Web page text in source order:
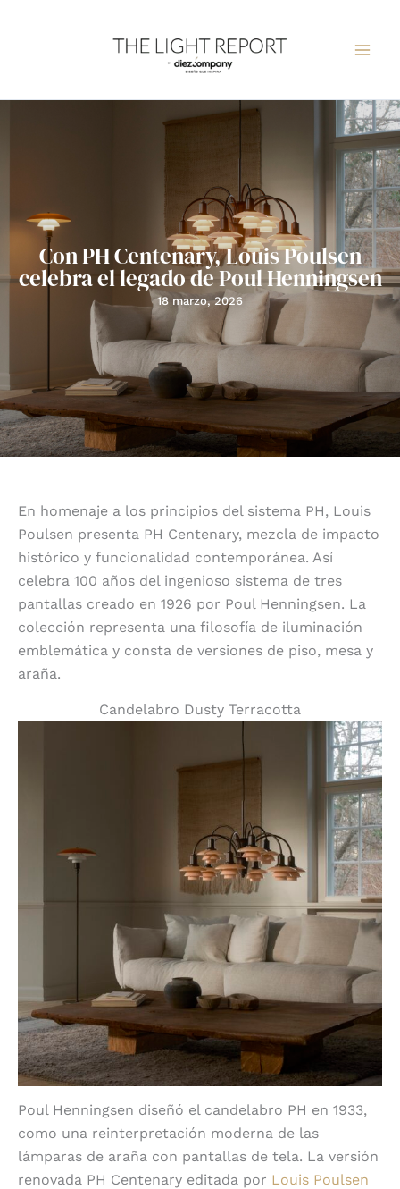
Con PH Centenary, Louis Poulsen
celebra el legado de Poul Henningsen
18 marzo, 2026
En homenaje a los principios del sistema PH, Louis
Poulsen presenta PH Centenary, mezcla de impacto
histórico y funcionalidad contemporánea. Así
celebra 100 años del ingenioso sistema de tres
pantallas creado en 1926 por Poul Henningsen. La
colección representa una filosofía de iluminación
emblemática y consta de versiones de piso, mesa y
araña.
Candelabro Dusty Terracotta
Poul Henningsen diseñó el candelabro PH en 1933,
como una reinterpretación moderna de las
lámparas de araña con pantallas de tela. La versión
renovada PH Centenary editada por Louis Poulsen